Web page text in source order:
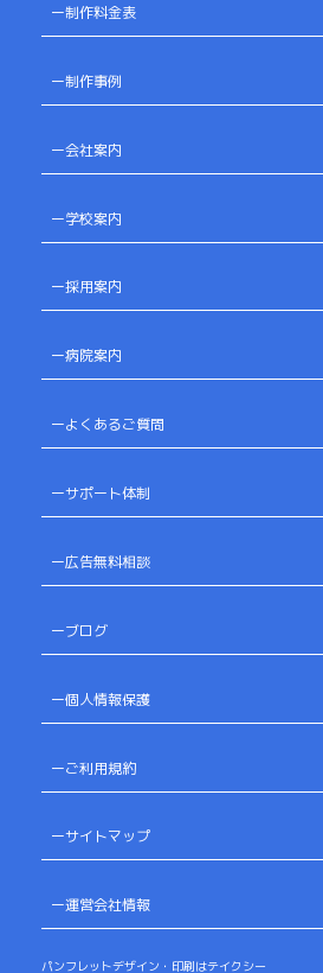
ー制作料金表
ー制作事例
ー会社案内
ー学校案内
ー採用案内
ー病院案内
ーよくあるご質問
ーサポート体制
ー広告無料相談
ーブログ
ー個人情報保護
ーご利用規約
ーサイトマップ
ー運営会社情報
パンフレットデザイン・印刷はテイクシー